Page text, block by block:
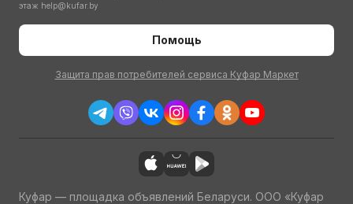
этаж help@kufar.by
Помощь
Защита прав потребителей сервиса Куфар Маркет
Куфар — площадка объявлений Беларуси. ООО «Куфар